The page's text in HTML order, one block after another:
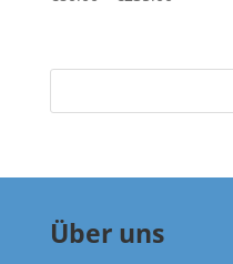
through
Über uns